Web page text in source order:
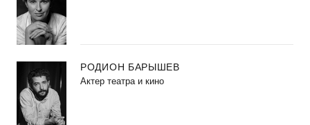
РОДИОН БАРЫШЕВ
Актер театра и кино